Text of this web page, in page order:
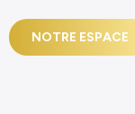
NOTRE ESPACE